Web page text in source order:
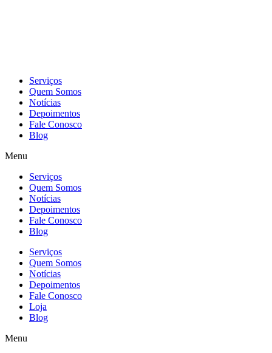
Serviços
Quem Somos
Notícias
Depoimentos
Fale Conosco
Blog
Menu
Serviços
Quem Somos
Notícias
Depoimentos
Fale Conosco
Blog
Serviços
Quem Somos
Notícias
Depoimentos
Fale Conosco
Loja
Blog
Menu